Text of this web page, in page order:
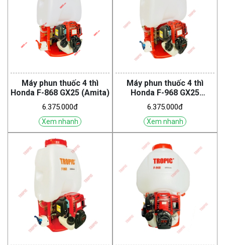
Máy phun thuốc 4 thì
Honda F-868 GX25 (Amita)
6.375.000đ
Xem nhanh
Máy phun thuốc 4 thì
Honda F-968 GX25
(Tropic)
6.375.000đ
Xem nhanh